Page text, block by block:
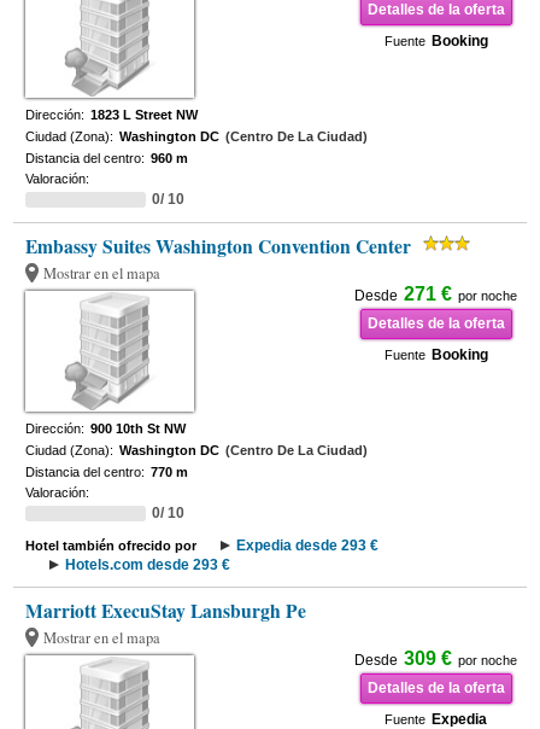
Detalles de la oferta
Fuente Booking
Dirección: 1823 L Street NW
Ciudad (Zona): Washington DC (Centro De La Ciudad)
Distancia del centro: 960 m
Valoración:
0/ 10
Embassy Suites Washington Convention Center
Mostrar en el mapa
Desde 271 € por noche
Detalles de la oferta
Fuente Booking
Dirección: 900 10th St NW
Ciudad (Zona): Washington DC (Centro De La Ciudad)
Distancia del centro: 770 m
Valoración:
0/ 10
Hotel también ofrecido por
Expedia desde 293 €
Hotels.com desde 293 €
Marriott ExecuStay Lansburgh Pe
Mostrar en el mapa
Desde 309 € por noche
Detalles de la oferta
Fuente Expedia